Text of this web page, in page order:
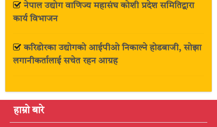
नेपाल उद्योग वाणिज्य महासंघ कोशी प्रदेश समितिद्वारा
कार्य विभाजन
करिडोरका उद्योगको आईपीओ निकाल्ने होडबाजी, सोझा
लगानीकर्तालाई सचेत रहन आग्रह
हाम्रो बारे